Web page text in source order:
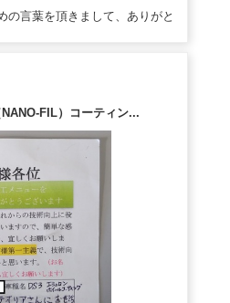
の言葉を頂きまして、ありがと
FIL）コーティン...